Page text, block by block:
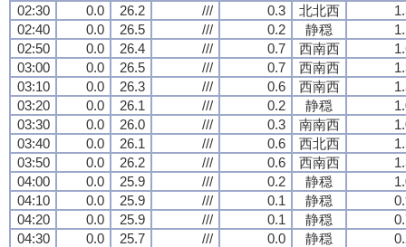
02:30
0.0 26.2 /// 0.3 北北西
02:40
0.0 26.5 /// 0.2 静穏
02:50
0.0 26.4 /// 0.7 西南西
03:00
0.0 26.5 /// 0.7 西南西
03:10
0.0 26.3 /// 0.6 西南西
03:20
0.0 26.1 /// 0.2 静穏
03:30
0.0 26.0 /// 0.3 南南西
03:40
0.0 26.1 /// 0.6 西北西
03:50
0.0 26.2 /// 0.6 西南西
04:00
0.0 25.9 /// 0.2 静穏
04:10
0.0 25.9 /// 0.1 静穏
04:20
0.0 25.9 /// 0.1 静穏
04:30
0.0 25.7 /// 0.0 静穏